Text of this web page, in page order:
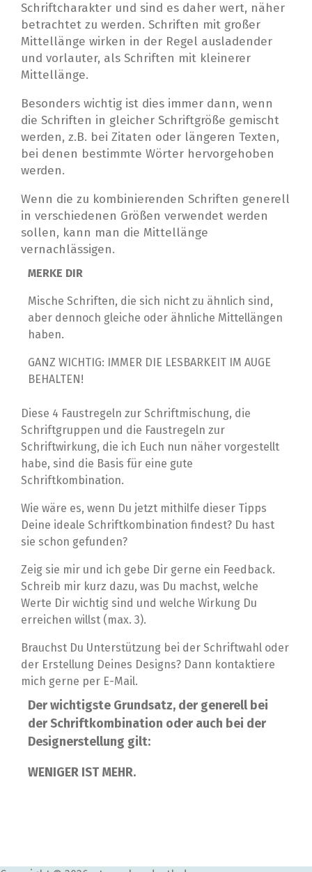
Schriftcharakter und sind es daher wert, näher
betrachtet zu werden. Schriften mit großer
Mittellänge wirken in der Regel ausladender
und vorlauter, als Schriften mit kleinerer
Mittellänge.
Besonders wichtig ist dies immer dann, wenn
die Schriften in gleicher Schriftgröße gemischt
werden, z.B. bei Zitaten oder längeren Texten,
bei denen bestimmte Wörter hervorgehoben
werden.
Wenn die zu kombinierenden Schriften generell
in verschiedenen Größen verwendet werden
sollen, kann man die Mittellänge
vernachlässigen.
MERKE DIR
Mische Schriften, die sich nicht zu ähnlich sind,
aber dennoch gleiche oder ähnliche Mittellängen
haben.
GANZ WICHTIG: IMMER DIE LESBARKEIT IM AUGE
BEHALTEN!
Diese 4 Faustregeln zur Schriftmischung, die
Schriftgruppen und die Faustregeln zur
Schriftwirkung, die ich Euch nun näher vorgestellt
habe, sind die Basis für eine gute
Schriftkombination.
Wie wäre es, wenn Du jetzt mithilfe dieser Tipps
Deine ideale Schriftkombination findest? Du hast
sie schon gefunden?
Zeig sie mir und ich gebe Dir gerne ein Feedback.
Schreib mir kurz dazu, was Du machst, welche
Werte Dir wichtig sind und welche Wirkung Du
erreichen willst (max. 3).
Brauchst Du Unterstützung bei der Schriftwahl oder
der Erstellung Deines Designs? Dann kontaktiere
mich gerne per E-Mail.
Der wichtigste Grundsatz, der generellbei
der Schriftkombination oder auch bei der
Designerstellung gilt:
WENIGER IST MEHR.